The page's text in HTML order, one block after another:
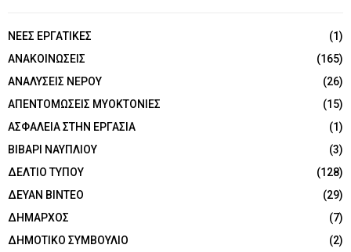
NEEΣ ΕΡΓΑΤΙΚΕΣ
(1)
ΑΝΑΚΟΙΝΩΣΕΙΣ
(165)
ΑΝΑΛΥΣΕΙΣ ΝΕΡΟΥ
(26)
ΑΠΕΝΤΟΜΩΣΕΙΣ ΜΥΟΚΤΟΝΙΕΣ
(15)
ΑΣΦΑΛΕΙΑ ΣΤΗΝ ΕΡΓΑΣΙΑ
(1)
ΒΙΒΑΡΙ ΝΑΥΠΛΙΟΥ
(3)
ΔΕΛΤΙΟ ΤΥΠΟΥ
(128)
ΔΕΥΑΝ ΒΙΝΤΕΟ
(29)
ΔΗΜΑΡΧΟΣ
(7)
ΔΗΜΟΤΙΚΟ ΣΥΜΒΟΥΛΙΟ
(2)